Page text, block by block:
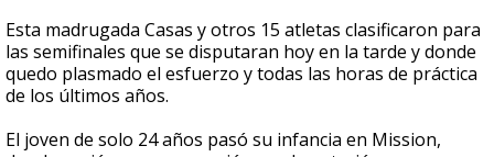
Esta madrugada Casas y otros 15 atletas clasificaron para
las semifinales que se disputaran hoy en la tarde y donde
quedo plasmado el esfuerzo y todas las horas de práctica
de los últimos años.
El joven de solo 24 años pasó su infancia en Mission,